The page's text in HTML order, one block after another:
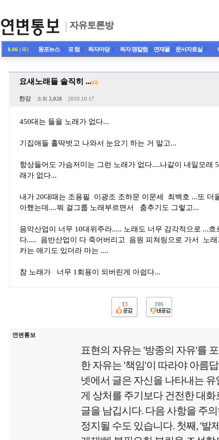
자유토론방
8.06 (목) 동포뉴스ㅣ 포 럼 독자마당ㅣ 독자 명칼럼 연재물ㅣ 문서자료실
요새노래들 솔직히 ...(12)
한강 조회 2,028 2010.10.17
450대는 들을 노래가 없다...
기집애들 홀딱벗고 나와서 눈요기 하는 거 말고...
항상들어도 가슴저미는 그런 노래가 없다....나같이 내일모래
래가 없다...
내가 20대때는 조용필 이광조 조하문 이문세 최백호 ...또 더
아했는데....뭐 걸그룹 노래부르면서 춤추기도 그렇고...
음악산업이 너무 10대위주라..... 노래도 너무 감각적으로 ...
다..... 음반산업이 다 죽어버리고 음원 피쳐링으로 가서 노
카는 애기도 있더라 마는 ....
참 노래가 너무 1회용이 되버린게 아쉽다...
13 106
연변통보
표현의 자유는 '방종의 자유'를
한 자유는 '책임'이 따라야 아름
넷에서 글은 자신을 나타내는
게 상처를 주기보다 건전한 대화
글을 남깁시다. 다음 사항을 주
정지될 수도 있습니다. 첫째, '발